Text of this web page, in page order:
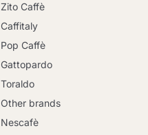
Zito Caffè
Caffitaly
Pop Caffè
Gattopardo
Toraldo
Other brands
Nescafè